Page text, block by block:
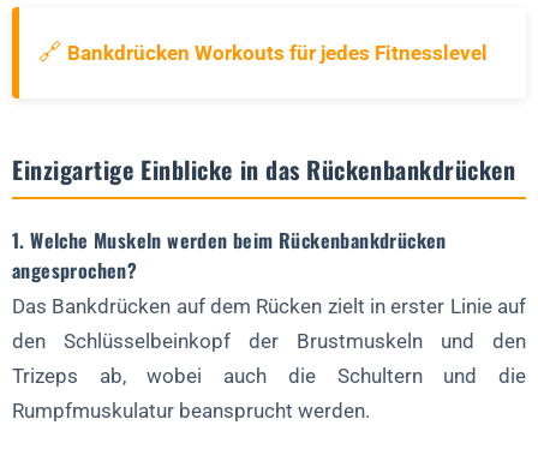
🔗 Bankdrücken Workouts für jedes Fitnesslevel
Einzigartige Einblicke in das Rückenbankdrücken
1. Welche Muskeln werden beim Rückenbankdrücken
angesprochen?
Das Bankdrücken auf dem Rücken zielt in erster Linie auf
den Schlüsselbeinkopf der Brustmuskeln und den
Trizeps ab, wobei auch die Schultern und die
Rumpfmuskulatur beansprucht werden.